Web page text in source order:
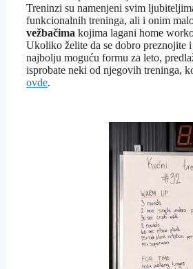
Treninzi su namenjeni svim
funkcionalnih treninga, ali i onim
vežbačima kojima lagani home
Ukoliko želite da se dobro preznojite
najbolju moguću formu za leto,
isprobate neki od njegovih treninga,
ovde.